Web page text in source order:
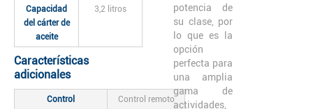
Capacidad
del cárter de
aceite
3,2 litros
Características
adicionales
Control Control remoto
potencia de
su clase, por
lo que es la
opción
perfecta para
una amplia
gama de
actividades,